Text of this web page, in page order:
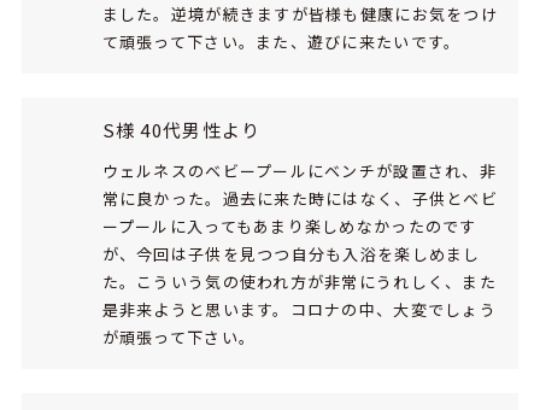
ました。逆境が続きますが皆様も健康にお気をつけ
て頑張って下さい。また、遊びに来たいです。
S様 40代男性より
ウェルネスのベビープールにベンチが設置され、非
常に良かった。過去に来た時にはなく、子供とベビ
ープールに入ってもあまり楽しめなかったのです
が、今回は子供を見つつ自分も入浴を楽しめまし
た。こういう気の使われ方が非常にうれしく、また
是非来ようと思います。コロナの中、大変でしょう
が頑張って下さい。